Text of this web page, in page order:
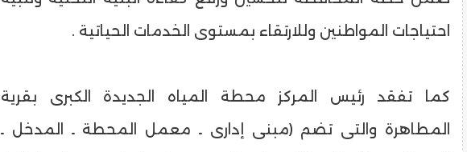
احتياجات المواطنين وللارتقاء بمستوى الخدمات الحياتية .
كما تفقد رئيس المركز محطة المياه الجديدة الكبرى بقرية
المطاهرة والتى تضم (مبنى إدارى ـ معمل المحطة ـ المدخل ـ